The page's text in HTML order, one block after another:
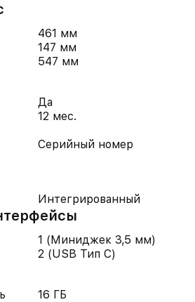
461 мм
147 мм
547 мм
Да
12 мес.
Серийный номер
Интегрированный
1 (Миниджек 3,5 мм)
2 (USB Тип C)
16 ГБ